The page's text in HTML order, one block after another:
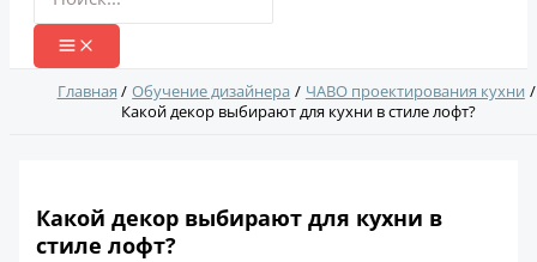
Главная Обучение дизайнера
ЧАВО проектирования кухни
Какой декор выбирают для кухни в стиле лофт?
Какой декор выбирают для кухни в
стиле лофт?